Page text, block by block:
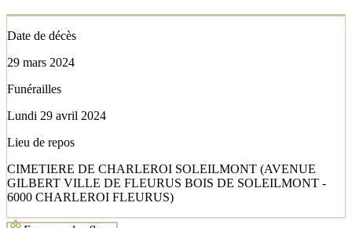
Date de décès
29 mars 2024
Funérailles
Lundi 29 avril 2024
Lieu de repos
CIMETIERE DE CHARLEROI SOLEILMONT (AVENUE
GILBERT VILLE DE FLEURUS BOIS DE SOLEILMONT -
6000 CHARLEROI FLEURUS)